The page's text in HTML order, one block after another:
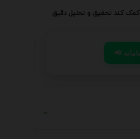
کمک کند تحقیق و تحلیل دقیق